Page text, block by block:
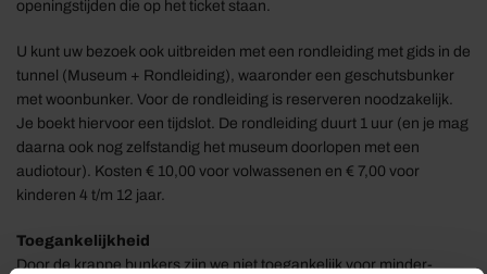
openingstijden die op het ticket staan.
U kunt uw bezoek ook uitbreiden met een rondleiding met gids in de
tunnel (Museum + Rondleiding), waaronder een geschutsbunker
met woonbunker. Voor de rondleiding is reserveren noodzakelijk.
Je boekt hiervoor een tijdslot. De rondleiding duurt 1 uur (en je mag
daarna ook nog zelfstandig het museum doorlopen met een
audiotour). Kosten € 10,00 voor volwassenen en € 7,00 voor
kinderen 4 t/m 12 jaar.
Toegankelijkheid
Door de krappe bunkers zijn we niet toegankelijk voor minder-